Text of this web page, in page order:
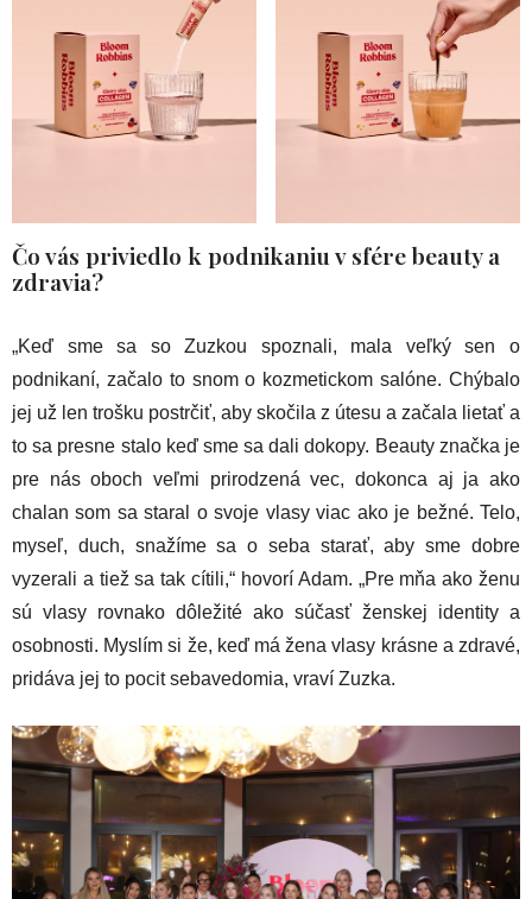
Čo vás priviedlo k podnikaniu v sfére beauty a
zdravia?
„Keď sme sa so Zuzkou spoznali, mala veľký sen o
podnikaní, začalo to snom o kozmetickom salóne. Chýbalo
jej už len trošku postrčiť, aby skočila z útesu a začala lietať a
to sa presne stalo keď sme sa dali dokopy. Beauty značka je
pre nás oboch veľmi prirodzená vec, dokonca aj ja ako
chalan som sa staral o svoje vlasy viac ako je bežné. Telo,
myseľ, duch, snažíme sa o seba starať, aby sme dobre
vyzerali a tiež sa tak cítili,“ hovorí Adam. „Pre mňa ako ženu
sú vlasy rovnako dôležité ako súčasť ženskej identity a
osobnosti. Myslím si že, keď má žena vlasy krásne a zdravé,
pridáva jej to pocit sebavedomia, vraví Zuzka.